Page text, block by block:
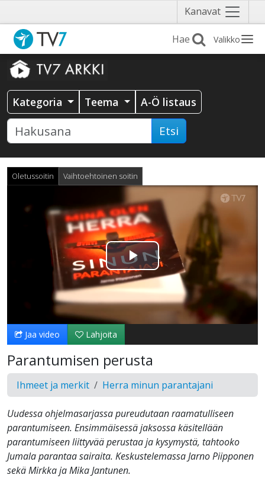
Kanavat Näytä
valikko
Valikko
Kategoria Teema A-Ö listaus
Etsi
Oletussoitin Vaihtoehtoinen soitin
Toista
Video
Jaa video Lahjoita
Parantumisen perusta
Ihmeet ja merkit Herra minun parantajani
Uudessa ohjelmasarjassa pureudutaan raamatulliseen
parantumiseen. Ensimmäisessä jaksossa käsitellään
parantumiseen liittyvää perustaa ja kysymystä, tahtooko
Jumala parantaa sairaita. Keskustelemassa Jarno Piipponen
sekä Mirkka ja Mika Jantunen.